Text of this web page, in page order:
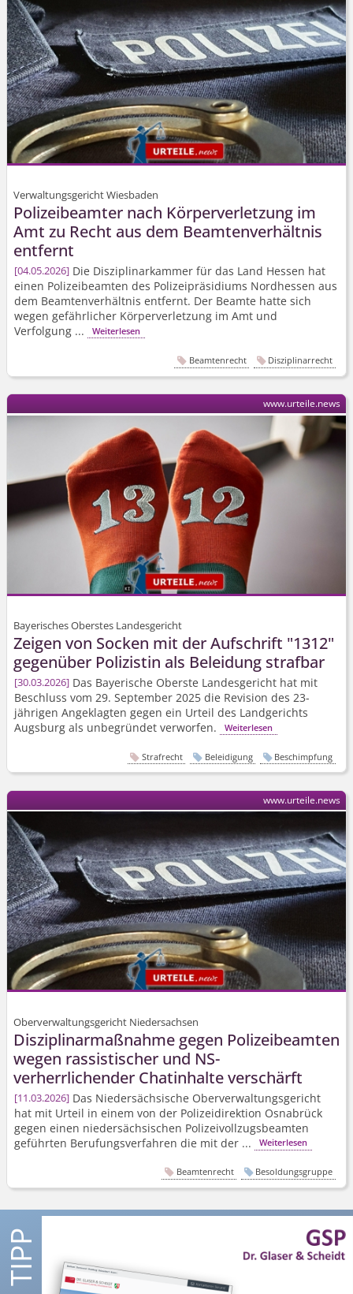
Verwaltungsgericht Wiesbaden
Polizeibeamter nach Körperverletzung im
Amt zu Recht aus dem Beamtenverhältnis
entfernt
04.05.2026 Die Disziplinarkammer für das Land Hessen hat
einen Polizeibeamten des Polizeipräsidiums Nordhessen aus
dem Beamtenverhältnis entfernt. Der Beamte hatte sich
wegen gefährlicher Körperverletzung im Amt und
Verfolgung ...
Weiterlesen
Beamtenrecht Disziplinarrecht
Bayerisches Oberstes Landesgericht
Zeigen von Socken mit der Aufschrift "1312"
gegenüber Polizistin als Beleidung strafbar
30.03.2026 Das Bayerische Oberste Landesgericht hat mit
Beschluss vom 29. September 2025 die Revision des 23-
jährigen Angeklagten gegen ein Urteil des Landgerichts
Augsburg als unbegründet verworfen.
Weiterlesen
www.urteile.news
Strafrecht Beleidigung Beschimpfung
Oberverwaltungsgericht Niedersachsen
Disziplinarmaßnahme gegen Polizeibeamten
wegen rassistischer und NS-
verherrlichender Chatinhalte verschärft
11.03.2026 Das Niedersächsische Oberverwal­tungsgericht
hat mit Urteil in einem von der Polizeidirektion Osnabrück
gegen einen niedersächsischen Polizeivoll­zugsbeamten
geführten Berufungsverfahren die mit der ...
Weiterlesen
www.urteile.news
Beamtenrecht Besoldungsgruppe